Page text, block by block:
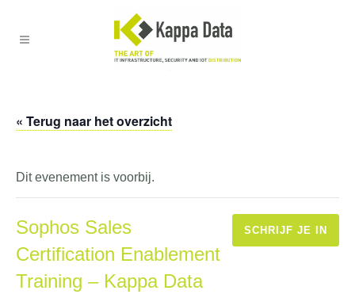
« Terug naar het overzicht
Dit evenement is voorbij.
SCHRIJF JE IN
Sophos Sales
Certification Enablement
Training – Kappa Data